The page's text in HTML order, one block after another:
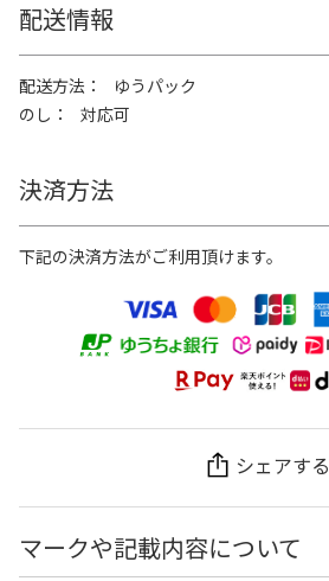
配送情報
配送方法
ゆうパック
のし
対応可
決済方法
下記の決済方法がご利用頂けます。
シェアする
マークや記載内容について